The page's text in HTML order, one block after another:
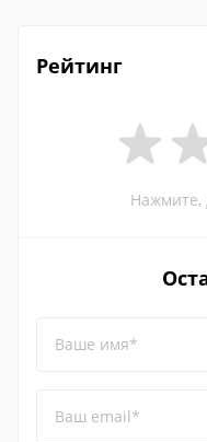
Рейтинг
Нажмите,
Ваше имя*
Ваш email*